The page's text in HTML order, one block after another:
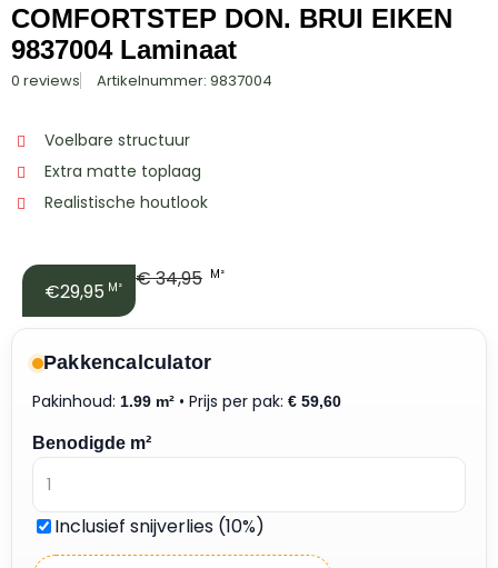
COMFORTSTEP DON. BRUI EIKEN
9837004 Laminaat
0 reviews Artikelnummer: 9837004
Voelbare structuur
Extra matte toplaag
Realistische houtlook
€29,95 M² €34,95 M²
Pakkencalculator
Pakinhoud: 1.99 m² • Prijs per pak: € 59,60
Benodigde m²
Inclusief snijverlies (10%)